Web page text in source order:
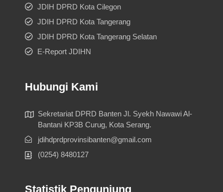
JDIH DPRD Kota Cilegon
JDIH DPRD Kota Tangerang
JDIH DPRD Kota Tangerang Selatan
E-Report JDIHN
Hubungi Kami
Sekretariat DPRD Banten Jl. Syekh Nawawi Al-
Bantani KP3B Curug, Kota Serang.
jdihdprdprovinsibanten@gmail.com
(0254) 8480127
Statistik Pengunjung